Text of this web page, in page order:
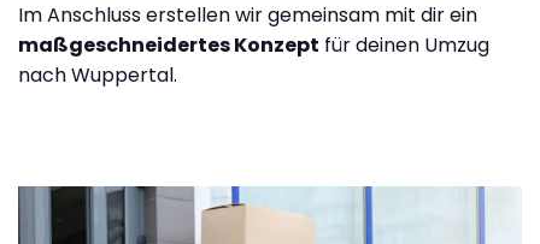
Im Anschluss erstellen wir gemeinsam mit dir ein
maßgeschneidertes Konzept für deinen Umzug
nach Wuppertal.